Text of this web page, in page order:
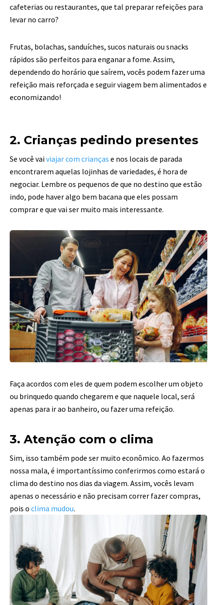
cafeterias ou restaurantes, que tal preparar refeições para
levar no carro?
Frutas, bolachas, sanduíches, sucos naturais ou snacks
rápidos são perfeitos para enganar a fome. Assim,
dependendo do horário que saírem, vocês podem fazer uma
refeição mais reforçada e seguir viagem bem alimentados e
economizando!
2. Crianças pedindo presentes
Se você vaiviajar com crianças e nos locais de parada
encontrarem aquelas lojinhas de variedades, é hora de
negociar. Lembre os pequenos de que no destino que estão
indo, pode haver algo bem bacana que eles possam
comprar e que vai ser muito mais interessante.
Faça acordos com eles de quem podem escolher um objeto
ou brinquedo quando chegarem e que naquele local, será
apenas para ir ao banheiro, ou fazer uma refeição.
3. Atenção com o clima
Sim, isso também pode ser muito econômico. Ao fazermos
nossa mala, é importantíssimo conferirmos como estará o
clima do destino nos dias da viagem. Assim, vocês levam
apenas o necessário e não precisam correr fazer compras,
pois o clima mudou.